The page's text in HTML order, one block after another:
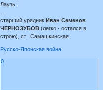
Лаузь:
старший урядникИван Семенов
ЧЕРНОЗУБОВ(легко - остался в
строю), ст. Самашкинская.
Русско-Японская война
0